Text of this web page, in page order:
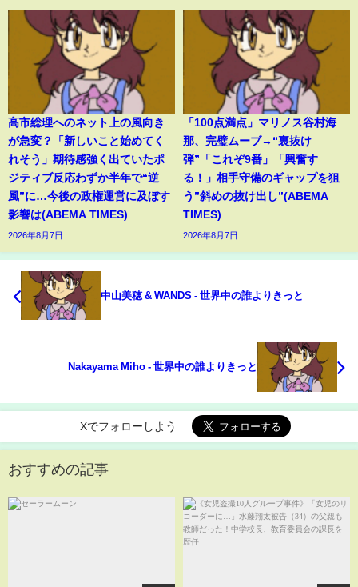
高市総理へのネット上の風向き
が急変？「新しいこと始めてく
れそう」期待感強く出ていたポ
ジティブ反応わずか半年で“逆
風”に…今後の政権運営に及ぼす
影響は(ABEMA TIMES)
2026年8月7日
「100点満点」マリノス谷村海
那、完璧ムーブ→“裏抜け
弾”「これぞ9番」「興奮す
る！」相手守備のギャップを狙
う”斜めの抜け出し”(ABEMA
TIMES)
2026年8月7日
中山美穂 & WANDS - 世界中の誰よりきっと
Nakayama Miho - 世界中の誰よりきっと
Xでフォローしよう
おすすめの記事